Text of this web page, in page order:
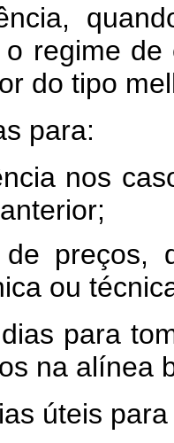
regime
do tipo
para:
nos
preços,
ou
para
na alínea
úteis